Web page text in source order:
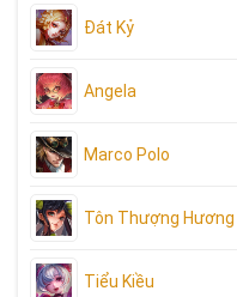
Đát Kỷ
Angela
Marco Polo
Tôn Thượng Hương
Tiểu Kiều